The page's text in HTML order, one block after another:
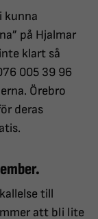
kunna
på Hjalmar
klart så
005 39 96
Örebro
deras
till
att bli lite